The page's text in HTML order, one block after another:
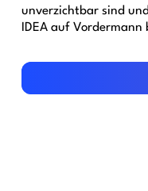
unverzichtbar sind
IDEA auf
Register